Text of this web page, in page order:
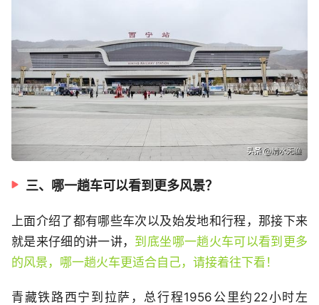
三、哪一趟车可以看到更多风景？
上面介绍了都有哪些车次以及始发地和行程，那接下来
就是来仔细的讲一讲， 到底坐哪一趟火车可以看到更多
的风景，哪一趟火车更适合自己，请接着往下看！
青藏铁路西宁到拉萨，总行程1956公里约22小时左